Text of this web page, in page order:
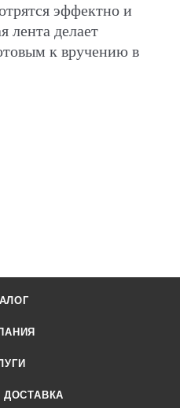
эффектно и
лента делает
к вручению в
ДОСТАВКА